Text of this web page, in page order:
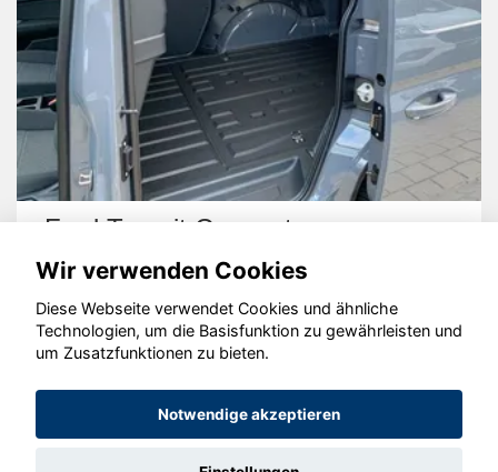
Ford Transit Connect
© konjunkturmotor.de GmbH 2020 - 2026
Wir verwenden Cookies
Diese Webseite verwendet Cookies und ähnliche
Technologien, um die Basisfunktion zu gewährleisten und
um Zusatzfunktionen zu bieten.
Notwendige akzeptieren